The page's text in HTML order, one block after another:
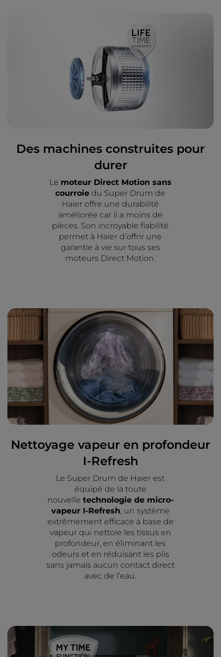
Des machines construites pour
durer
Le moteur Direct Motion sans
courroie du Super Drum de
Haier offre une durabilité
améliorée car il a moins de
pièces. Son incroyable fiabilité
permet à Haier d’offrir une
garantie à vie sur tous ses
moteurs Direct Motion.
Nettoyage vapeur en profondeur
I-Refresh
Le Super Drum de Haier est
équipé de la toute
nouvelle technologie de micro-
vapeur I-Refresh , un système
extrêmement efficace à base de
vapeur qui nettoie les tissus en
profondeur, en éliminant les
odeurs et en réduisant les plis
sans jamais aucun contact direct
avec de l’eau.